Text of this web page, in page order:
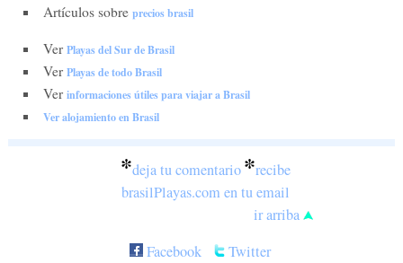
Artículos sobre precios brasil
Ver Playas del Sur de Brasil
Ver Playas de todo Brasil
Ver informaciones útiles para viajar a Brasil
Ver alojamiento en Brasil
*deja tu comentario*recibe
brasilPlayas.com en tu email
ir arriba
Facebook
Twitter